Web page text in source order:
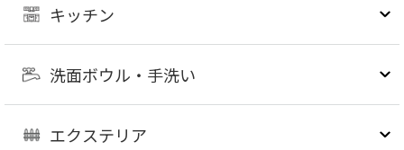
キッチン
洗面ボウル・手洗い
エクステリア